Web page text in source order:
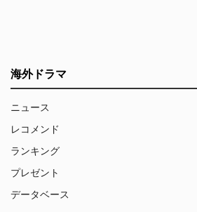
海外ドラマ
ニュース
レコメンド
ランキング
プレゼント
データベース